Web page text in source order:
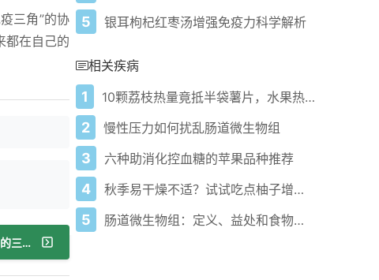
三角”的协
都在自己的
下一篇：久坐族的健康救星——一杯牛奶的三大隐藏技能！
5 银耳枸杞红枣汤增强免疫力科学解析
相关疾病
1 10颗荔枝热量竟抵半袋薯片，水果热量陷阱你知道吗？
2 慢性压力如何扰乱肠道微生物组
3 六种助消化控血糖的苹果品种推荐
4 秋季易干燥不适？试试吃点柚子增强免疫力！
5 肠道微生物组：定义、益处和食物来源